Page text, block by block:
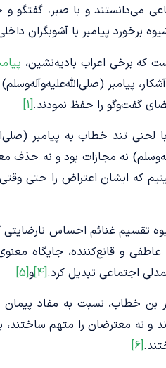
می‌دانستند و با صبر، گفتگو
برخورد پیامبر با آشوبگران
که برخی اعراب بادیه‌نشین،
پیامبر
فضای گفت‌وگو را حفظ نمودند.[1]
لحنی تند خطاب به پیامبر
نه مجازات بود و نه حذف
که ایشان اعتراض را حتی وقتی
تقسیم غنائم احساس نارضایتی
و قانع‌کننده، جایگاه
اجتماعی تبدیل کرد.[4] و[5]
بن خطاب، نسبت به مفاد پیمان
و نه معترضان را متهم ساختند،
[6]